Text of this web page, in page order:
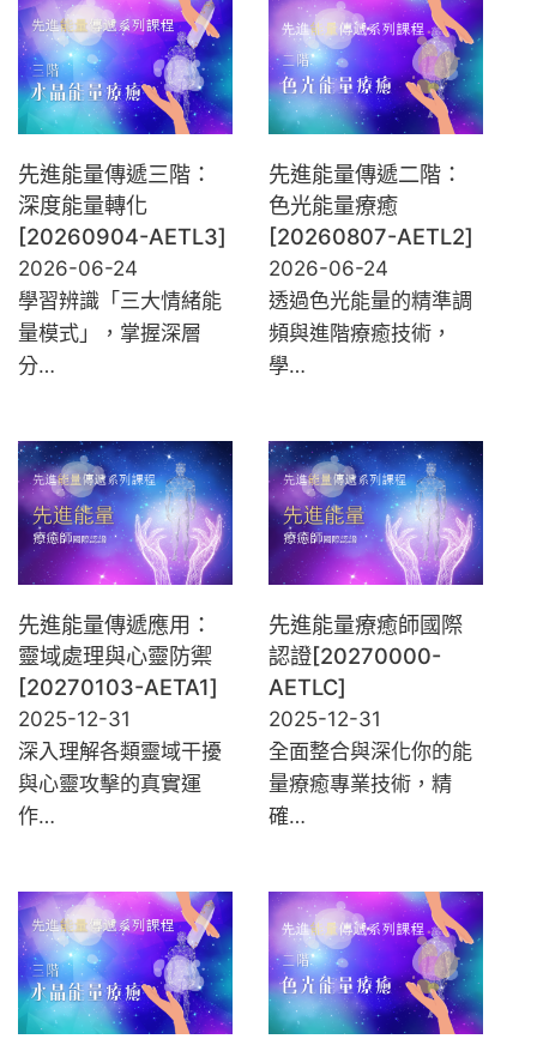
先進能量傳遞三階：
深度能量轉化
[20260904-AETL3]
2026-06-24
學習辨識「三大情緒能
量模式」，掌握深層
分…
先進能量傳遞二階：
色光能量療癒
[20260807-AETL2]
2026-06-24
透過色光能量的精準調
頻與進階療癒技術，
學…
先進能量傳遞應用：
靈域處理與心靈防禦
[20270103-AETA1]
2025-12-31
深入理解各類靈域干擾
與心靈攻擊的真實運
作…
先進能量療癒師國際
認證[20270000-
AETLC]
2025-12-31
全面整合與深化你的能
量療癒專業技術，精
確…